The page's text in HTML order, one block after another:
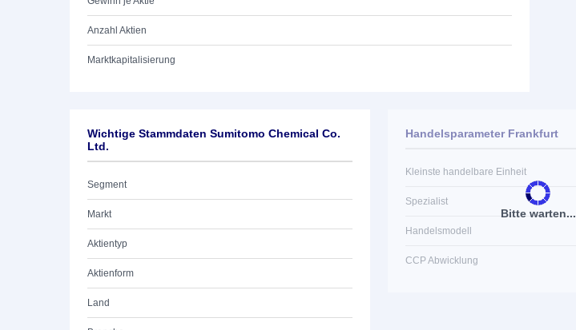
Anzahl Aktien
Marktkapitalisierung
Wichtige Stammdaten Sumitomo Chemical Co.
Ltd.
Segment
Markt
Aktientyp
Aktienform
Land
Bitte warten...
Handelsparameter Frankfurt
Kleinste handelbare Einheit
Spezialist
Handelsmodell
CCP Abwicklung